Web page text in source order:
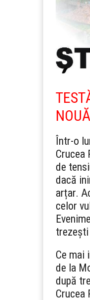
Într-o
Crucea
de
dacă
arțar.
celor
Ce mai
de la
după
Crucea